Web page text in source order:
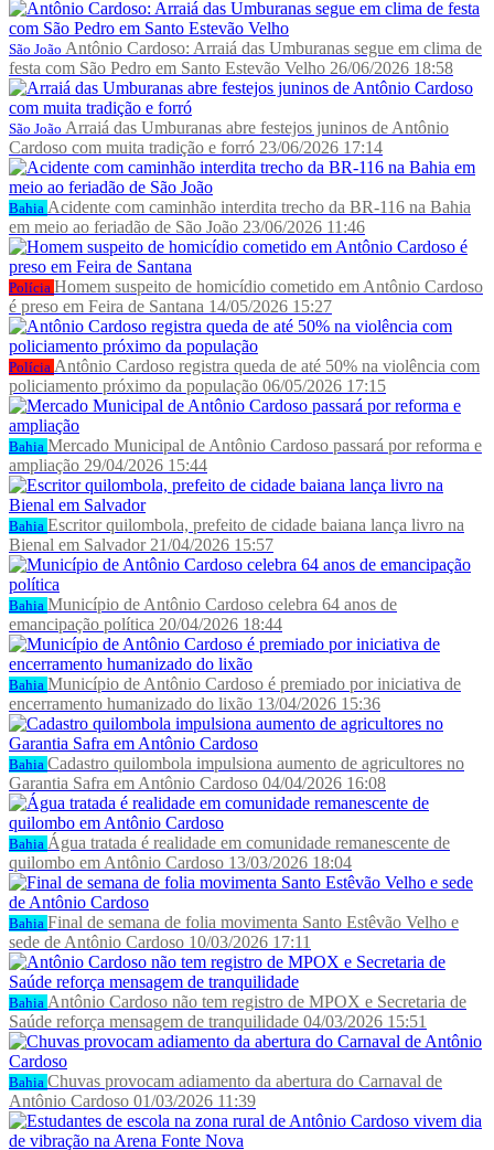
São João Antônio Cardoso: Arraiá das Umburanas segue em clima de
festa com São Pedro em Santo Estevão Velho 26/06/2026 18:58
São João Arraiá das Umburanas abre festejos juninos de Antônio
Cardoso com muita tradição e forró 23/06/2026 17:14
Bahia Acidente com caminhão interdita trecho da BR-116 na Bahia
em meio ao feriadão de São João 23/06/2026 11:46
Polícia Homem suspeito de homicídio cometido em Antônio Cardoso
é preso em Feira de Santana 14/05/2026 15:27
Polícia Antônio Cardoso registra queda de até 50% na violência com
policiamento próximo da população 06/05/2026 17:15
Bahia Mercado Municipal de Antônio Cardoso passará por reforma e
ampliação 29/04/2026 15:44
Bahia Escritor quilombola, prefeito de cidade baiana lança livro na
Bienal em Salvador 21/04/2026 15:57
Bahia Município de Antônio Cardoso celebra 64 anos de
emancipação política 20/04/2026 18:44
Bahia Município de Antônio Cardoso é premiado por iniciativa de
encerramento humanizado do lixão 13/04/2026 15:36
Bahia Cadastro quilombola impulsiona aumento de agricultores no
Garantia Safra em Antônio Cardoso 04/04/2026 16:08
Bahia Água tratada é realidade em comunidade remanescente de
quilombo em Antônio Cardoso 13/03/2026 18:04
Bahia Final de semana de folia movimenta Santo Estêvão Velho e
sede de Antônio Cardoso 10/03/2026 17:11
Bahia Antônio Cardoso não tem registro de MPOX e Secretaria de
Saúde reforça mensagem de tranquilidade 04/03/2026 15:51
Bahia Chuvas provocam adiamento da abertura do Carnaval de
Antônio Cardoso 01/03/2026 11:39